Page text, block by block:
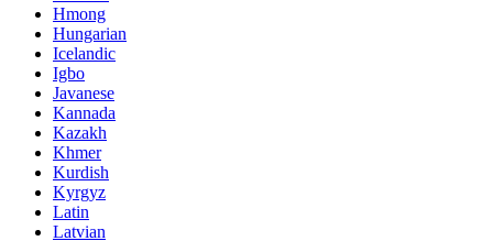
Hmong
Hungarian
Icelandic
Igbo
Javanese
Kannada
Kazakh
Khmer
Kurdish
Kyrgyz
Latin
Latvian